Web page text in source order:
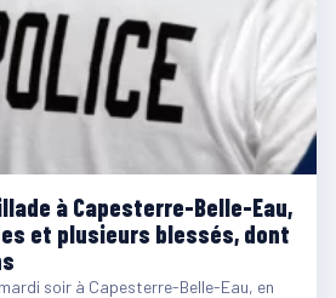
à Capesterre-Belle-Eau,
et plusieurs blessés, dont
soir à Capesterre-Belle-Eau, en